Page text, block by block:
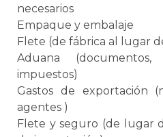
necesarios
Empaque y embalaje
Flete (de fábrica al lugar
Aduana (documentos,
impuestos)
Gastos de exportación
agentes )
Flete y seguro (de lugar